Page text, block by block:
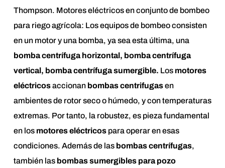
Thompson. Motores eléctricos en conjunto de bombeo
para riego agrícola: Los equipos de bombeo consisten
en un motor y una bomba, ya sea esta última, una
bomba centrífuga horizontal, bomba centrífuga
vertical, bomba centrífuga sumergible. Los motores
eléctricosaccionan bombas centrifugasen
ambientes de rotor seco o húmedo, y con temperaturas
extremas. Por tanto, la robustez, es pieza fundamental
en los motores eléctricos para operar en esas
condiciones. Además de las bombas centrífugas,
también las bombas sumergibles para pozo